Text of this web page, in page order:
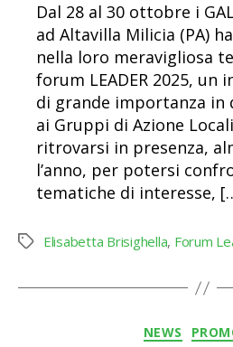
Dal 28 al 30 ottobre i
ad Altavilla Milicia (PA)
nella loro meravigliosa
forum LEADER 2025, un
di grande importanza
ai Gruppi di Azione
ritrovarsi in presenza,
l’anno, per potersi
tematiche di interesse,
Tag Elisabetta Brisighella, Forum
NEWS